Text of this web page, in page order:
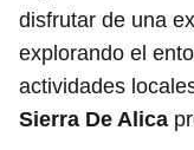
disfrutar de una
explorando el
actividades
Sierra De Alica